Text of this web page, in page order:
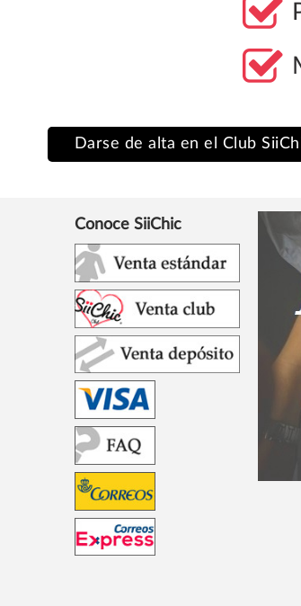
Darse de alta en el Club
Conoce SiiChic